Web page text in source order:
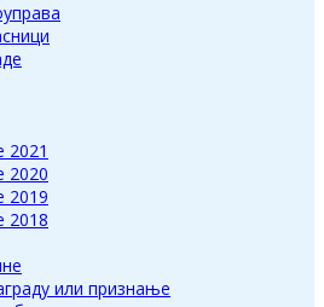
2021
2020
2019
2018
или признање